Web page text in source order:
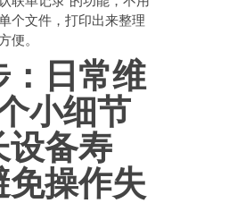
个文件，打印出来整理
便。
：日常维
小细节
设备寿
免操作失